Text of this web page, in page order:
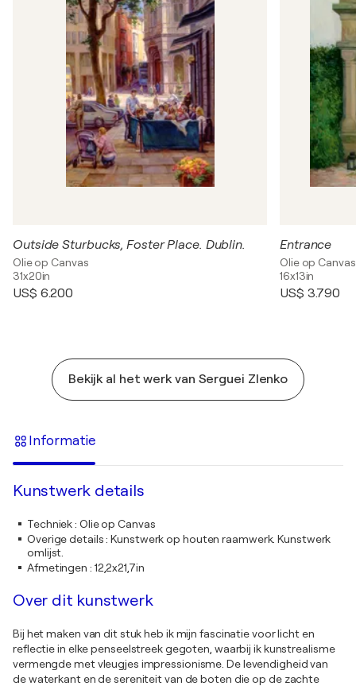
Outside Sturbucks, Foster Place. Dublin.
Olie op Canvas
31x20in
US$ 6.200
Entrance
Olie op Canvas
16x13in
US$ 3.790
Bekijk al het werk van Serguei Zlenko
Informatie
Kunstwerk details
Techniek: Olie op Canvas
Overige details:Kunstwerk op houten raamwerk. Kunstwerk
omlijst.
Afmetingen : 12,2x21,7in
Over dit kunstwerk
Bij het maken van dit stuk heb ik mijn fascinatie voor licht en
reflectie in elke penseelstreek gegoten, waarbij ik kunstrealisme
vermengde met vleugjes impressionisme. De levendigheid van
de waterkant en de sereniteit van de boten die op de zachte